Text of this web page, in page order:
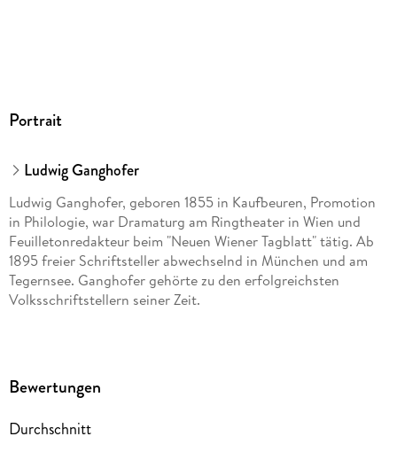
Portrait
Ludwig Ganghofer
Ludwig Ganghofer, geboren 1855 in Kaufbeuren, Promotion
in Philologie, war Dramaturg am Ringtheater in Wien und
Feuilletonredakteur beim "Neuen Wiener Tagblatt" tätig. Ab
1895 freier Schriftsteller abwechselnd in München und am
Tegernsee. Ganghofer gehörte zu den erfolgreichsten
Volksschriftstellern seiner Zeit.
Bewertungen
Durchschnitt